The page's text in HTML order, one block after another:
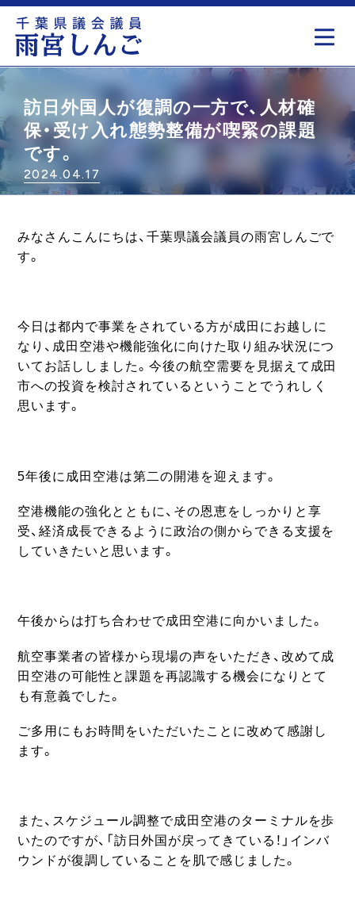
訪日外国人が復調の一方で、人材確
保・受け入れ態勢整備が喫緊の課題
です。
2024.04.17
みなさんこんにちは、千葉県議会議員の雨宮しんごで
す。
今日は都内で事業をされている方が成田にお越しに
なり、成田空港や機能強化に向けた取り組み状況につ
いてお話ししました。今後の航空需要を見据えて成田
市への投資を検討されているということでうれしく
思います。
5年後に成田空港は第二の開港を迎えます。
空港機能の強化とともに、その恩恵をしっかりと享
受、経済成長できるように政治の側からできる支援を
していきたいと思います。
午後からは打ち合わせで成田空港に向かいました。
航空事業者の皆様から現場の声をいただき、改めて成
田空港の可能性と課題を再認識する機会になりとて
も有意義でした。
ご多用にもお時間をいただいたことに改めて感謝し
ます。
また、スケジュール調整で成田空港のターミナルを歩
いたのですが、「訪日外国が戻ってきている！」インバ
ウンドが復調していることを肌で感じました。